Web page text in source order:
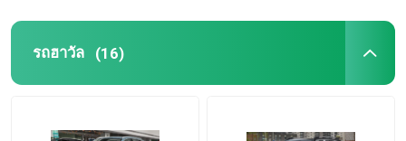
เบนซ์ อีวีคาร์
รถฮาวัล (16)